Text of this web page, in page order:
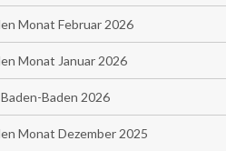
Monat Februar 2026
Monat Januar 2026
Baden 2026
Monat Dezember 2025